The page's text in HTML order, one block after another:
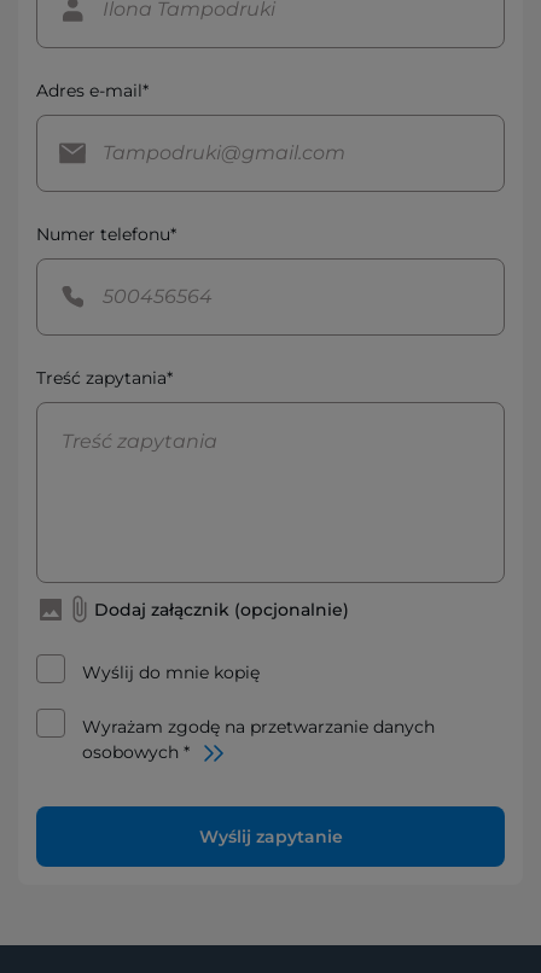
Adres e-mail*
Numer telefonu*
Treść zapytania*
Dodaj załącznik (opcjonalnie)
Wyślij do mnie kopię
Wyrażam zgodę na przetwarzanie danych
osobowych *
Wyślij zapytanie